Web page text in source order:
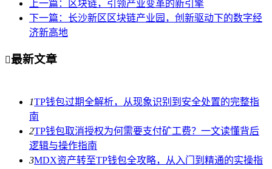
上一篇：区块链，引领产业变革的新引擎
下一篇：长沙新区区块链产业园，创新驱动下的数字经
济新高地
最新文章
1TP钱包过期全解析，从现象识别到安全处置的完整指
南
2TP钱包取消授权为何需要支付矿工费？一文读懂背后
逻辑与操作指南
3MDX资产转至TP钱包全攻略，从入门到精通的实操指